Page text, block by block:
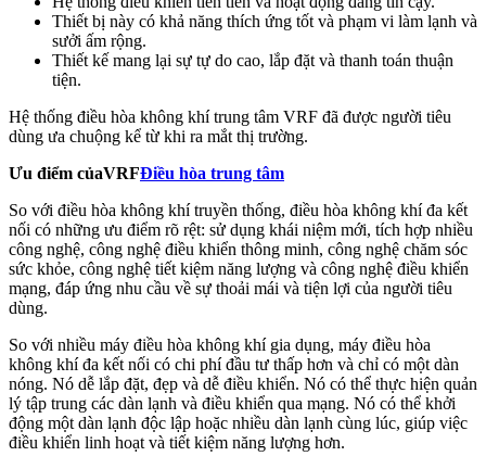
Thiết bị này có khả năng thích ứng tốt và phạm vi làm lạnh và
sưởi ấm rộng.
Thiết kế mang lại sự tự do cao, lắp đặt và thanh toán thuận
tiện.
Hệ thống điều hòa không khí trung tâm VRF đã được người tiêu
dùng ưa chuộng kể từ khi ra mắt thị trường.
Ưu điểm củaVRFĐiều hòa trung tâm
So với điều hòa không khí truyền thống, điều hòa không khí đa kết
nối có những ưu điểm rõ rệt: sử dụng khái niệm mới, tích hợp nhiều
công nghệ, công nghệ điều khiển thông minh, công nghệ chăm sóc
sức khỏe, công nghệ tiết kiệm năng lượng và công nghệ điều khiển
mạng, đáp ứng nhu cầu về sự thoải mái và tiện lợi của người tiêu
dùng.
So với nhiều máy điều hòa không khí gia dụng, máy điều hòa
không khí đa kết nối có chi phí đầu tư thấp hơn và chỉ có một dàn
nóng. Nó dễ lắp đặt, đẹp và dễ điều khiển. Nó có thể thực hiện quản
lý tập trung các dàn lạnh và điều khiển qua mạng. Nó có thể khởi
động một dàn lạnh độc lập hoặc nhiều dàn lạnh cùng lúc, giúp việc
điều khiển linh hoạt và tiết kiệm năng lượng hơn.